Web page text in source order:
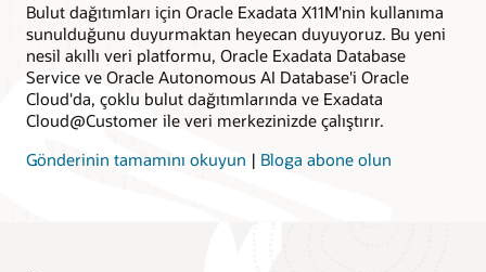
Bulut dağıtımları için Oracle Exadata X11M'nin kullanıma
sunulduğunu duyurmaktan heyecan duyuyoruz. Bu yeni
nesil akıllı veri platformu, Oracle Exadata Database
Service ve Oracle Autonomous AI Database'i Oracle
Cloud'da, çoklu bulut dağıtımlarında ve Exadata
Cloud@Customer ile veri merkezinizde çalıştırır.
Gönderinin tamamını okuyun | Bloga abone olun